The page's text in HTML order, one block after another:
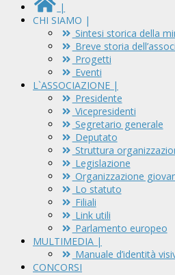
|
CHI SIAMO |
Sintesi storica della
Breve storia
Progetti
Eventi
L`ASSOCIAZIONE |
Presidente
Vicepresidenti
Segretario generale
Deputato
Struttura
Legislazione
Organizzazione
Lo statuto
Filiali
Link utili
Parlamento europeo
MULTIMEDIA |
Manuale d’identità
CONCORSI